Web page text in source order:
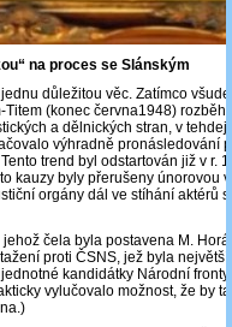
na proces se Slánským
důležitou věc. Zatímco
Titem (konec června1948)
a dělnických stran, v
výhradně pronásledování
trend byl odstartován již v r.
kauzy byly přerušeny únorovou
orgány dál ve stíhání aktérů
čela byla postavena M.
proti ČSNS, jež byla
kandidátky Národní
vylučovalo možnost, že by